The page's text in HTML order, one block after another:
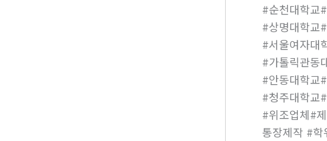
#순천대학교
#상명대학교
#서울여자대
#가톨릭관동
#안동대학교
#청주대학교
#위조업체#
통장제작 #학